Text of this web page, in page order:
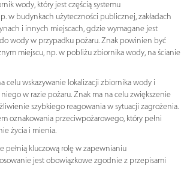
wody, który jest częścią systemu
w budynkach użyteczności publicznej, zakładach
i innych miejscach, gdzie wymagane jest
wody w przypadku pożaru. Znak powinien być
miejscu, np. w pobliżu zbiornika wody, na ścianie
celu wskazywanie lokalizacji zbiornika wody i
w razie pożaru. Znak ma na celu zwiększenie
szybkiego reagowania w sytuacji zagrożenia.
oznakowania przeciwpożarowego, który pełni
życia i mienia.
pełnią kluczową rolę w zapewnianiu
jest obowiązkowe zgodnie z przepisami